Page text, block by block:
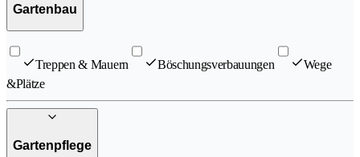
Gartenbau
Treppen & Mauern Böschungsverbauungen
Wege
&Plätze
Gartenpflege